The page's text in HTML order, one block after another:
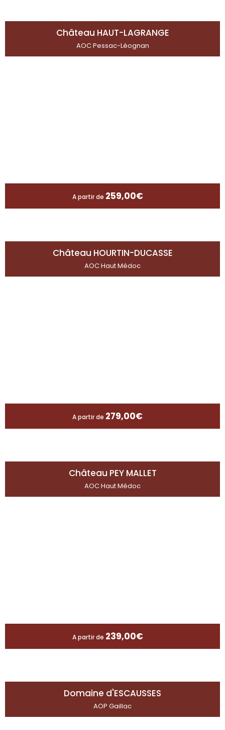
Château HAUT-LAGRANGE
AOC Pessac-Léognan
A partir de 259,00€
Château HOURTIN-DUCASSE
AOC Haut Médoc
A partir de 279,00€
Château PEY MALLET
AOC Haut Médoc
A partir de 239,00€
Domaine d'ESCAUSSES
AOP Gaillac